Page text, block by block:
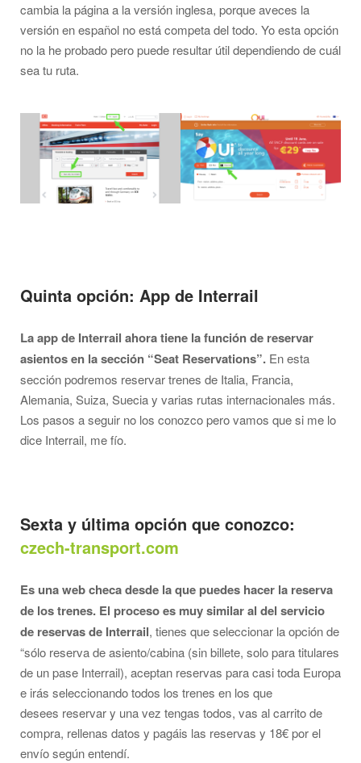
cambia la página a la versión inglesa, porque aveces la
versión en español no está competa del todo. Yo esta opción
no la he probado pero puede resultar útil dependiendo de cuál
sea tu ruta.
Quinta opción: App de Interrail
La app de Interrail ahora tiene la función de reservar
asientos en la sección “Seat Reservations”. En esta
sección podremos reservar trenes de Italia, Francia,
Alemania, Suiza, Suecia y varias rutas internacionales más.
Los pasos a seguir no los conozco pero vamos que si me lo
dice Interrail, me fío.
Sexta y última opción que conozco:
czech-transport.com
Es una web checa desde la que puedes hacer la reserva
de los trenes. El proceso es muy similar al del servicio
de reservas de Interrail, tienes que seleccionar la opción de
“sólo reserva de asiento/cabina (sin billete, solo para titulares
de un pase Interrail), aceptan reservas para casi toda Europa
e irás seleccionando todos los trenes en los que
desees reservar y una vez tengas todos, vas al carrito de
compra, rellenas datos y pagáis las reservas y 18€ por el
envío según entendí.